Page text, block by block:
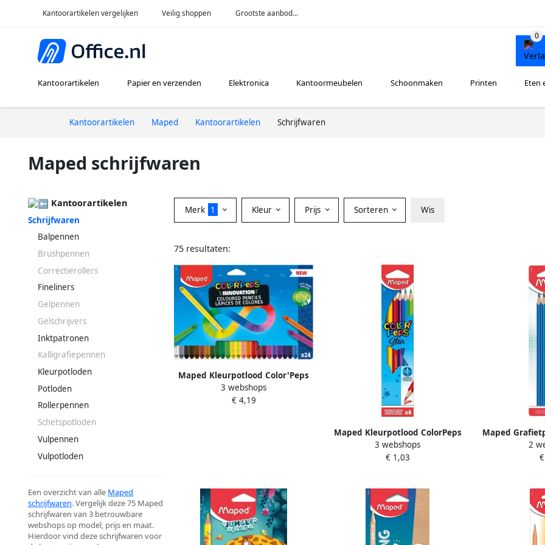
Kantoorartikelen vergelijken Veilig shoppen Grootste aanbod...
Kantoorartikelen Papier en verzenden Elektronica Kantoormeubelen Schoonmaken Printen Eten
Kantoorartikelen Maped Kantoorartikelen Schrijfwaren
Maped schrijfwaren
Kantoorartikelen
Schrijfwaren
Balpennen
Brushpennen
Correctierollers
Fineliners
Gelpennen
Gelschrijvers
Inktpatronen
Kalligrafiepennen
Kleurpotloden
Potloden
Rollerpennen
Schetspotloden
Vulpennen
Vulpotloden
Een overzicht van alle Maped
schrijfwaren. Vergelijk deze 75 Maped
schrijfwaren van 3 betrouwbare
webshops op model, prijs en maat.
Hierdoor vind deze schrijfwaren voor
Merk 1 Kleur Prijs Sorteren Wis
75 resultaten:
Maped Kleurpotlood Color'Peps
Infinity set Ã 24 kleuren
3 webshops
€ 4,19
Maped Kleurpotlood ColorPeps
Star set Ã 6 kleuren
3 webshops
€ 1,03
Maped
setà 2
2